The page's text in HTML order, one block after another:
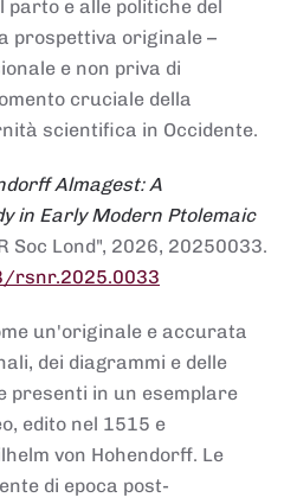
e alle politiche del
prospettiva originale –
e non priva di
cruciale della
scientifica in Occidente.
Almagest: A
in Early Modern Ptolemaic
Soc Lond", 2026, 20250033.
rsnr.2025.0033
un'originale e accurata
dei diagrammi e delle
presenti in un esemplare
edito nel 1515 e
von Hohendorff. Le
di epoca post-